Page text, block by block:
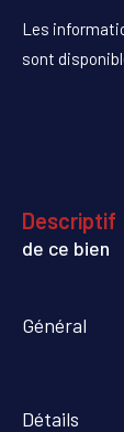
Les
sont
descriptif
de ce bien
Général
Détails